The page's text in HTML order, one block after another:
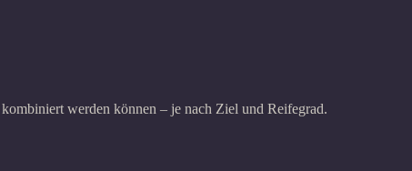
werden können – je nach Ziel und Reifegrad.